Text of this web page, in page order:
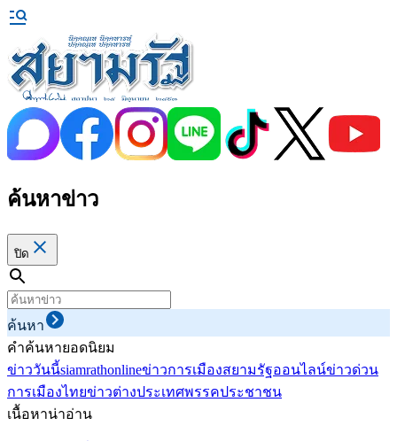
ค้นหาข่าว
ปิด
ค้นหา
คำค้นหายอดนิยม
ข่าววันนี้siamrathonlineข่าวการเมืองสยามรัฐออนไลน์ข่าวด่วน
การเมืองไทยข่าวต่างประเทศพรรคประชาชน
เนื้อหาน่าอ่าน